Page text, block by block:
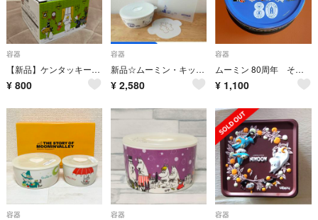
容器
【新品】ケンタッキー限定品 ムーミン 高気密レンジ容器
¥ 800
容器
新品☆ムーミン・キッチン3点セット☓2・密封保存容器・まな板・ステンシルシート
¥ 2,580
容器
ムーミン 80周年 その他 空き缶
¥ 1,100
容器 容器 容器